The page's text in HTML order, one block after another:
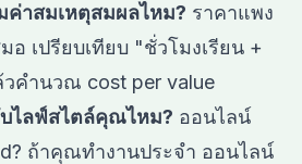
ค่าสมเหตุสมผลไหม? ราคาแพง
อ เปรียบเทียบ "ชั่วโมงเรียน +
คำนวณ cost per value
บไลฟ์สไตล์คุณไหม? ออนไลน์
ถ้าคุณทำงานประจำ ออนไลน์